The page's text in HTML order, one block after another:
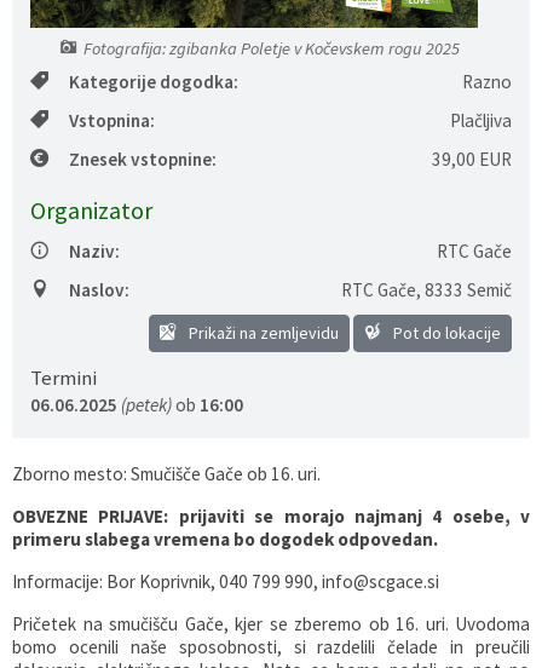
Fotografija: zgibanka Poletje v Kočevskem rogu 2025
Kategorije dogodka:
Razno
Vstopnina:
Plačljiva
Znesek vstopnine:
39,00 EUR
Organizator
Naziv:
RTC Gače
Naslov:
RTC Gače, 8333 Semič
Prikaži na zemljevidu Pot do lokacije
Termini
06.06.2025 (petek)ob 16:00
Zborno mesto: Smučišče Gače ob 16. uri.
OBVEZNE PRIJAVE: prijaviti se morajo najmanj 4 osebe, v
primeru slabega vremena bo dogodek odpovedan.
Informacije: Bor Koprivnik, 040 799 990, info@scgace.si
Pričetek na smučišču Gače, kjer se zberemo ob 16. uri. Uvodoma
bomo ocenili naše sposobnosti, si razdelili čelade in preučili
Gospodarstvo
Pokopališča
Varstvo osebnih podatkov
Katalog informacij javnega značaja
Fotogalerija
Skupne službe
Predpisi in odloki
Proračun občine
Vrelec
Lokalne volitve
Prostorski akti
Folklorna skupina DPŽ Dolenjske Toplice